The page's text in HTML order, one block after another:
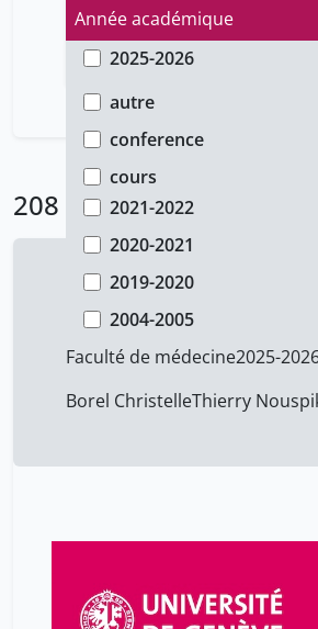
Année académique
2025-2026
2024-2025
2023-2024
2022-2023
2021-2022
2020-2021
2019-2020
2004-2005
Type de document
autre
conference
cours
208 Résultats
Génétique et
Faculté de médecine2025-
Borel ChristelleThierry